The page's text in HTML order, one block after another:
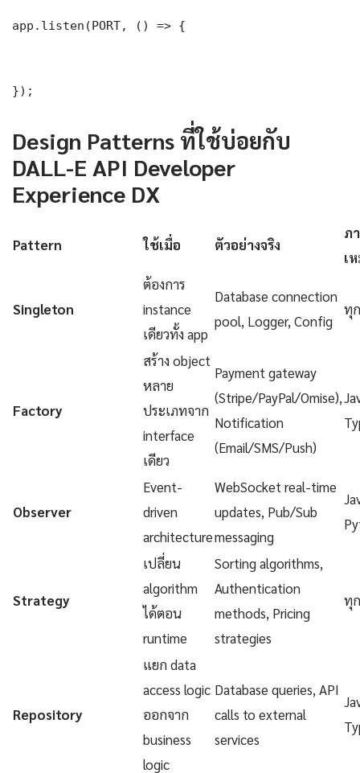
app.listen(PORT, () => {
});
Design Patterns ที่ใช้บ่อยกับ
DALL-E API Developer
Experience DX
Pattern ใช้เมื่อ ตัวอย่างจริง
ภ
เ
Singleton
ต้องการ
instance
เดียวทั้ง app
Database connection
pool, Logger, Config
ทุ
Factory
สร้าง object
หลาย
ประเภทจาก
interface
เดียว
Payment gateway
(Stripe/PayPal/Omise),
Notification
(Email/SMS/Push)
Observer
Event-
driven
architecture
WebSocket real-time
updates, Pub/Sub
messaging
Strategy
เปลี่ยน
algorithm
ได้ตอน
runtime
Sorting algorithms,
Authentication
methods, Pricing
strategies
ทุ
Repository
แยก data
access logic
ออกจาก
business
logic
Database queries, API
calls to external
services